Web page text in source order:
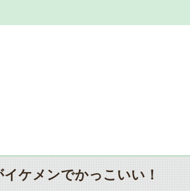
ケメンでかっこいい！